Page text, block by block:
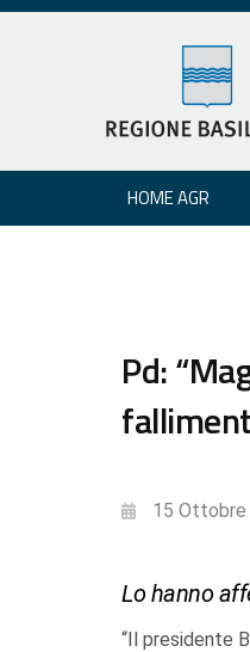
HOME AGR
Pd:
15 Ottobre
Lo hanno
“Il presidente